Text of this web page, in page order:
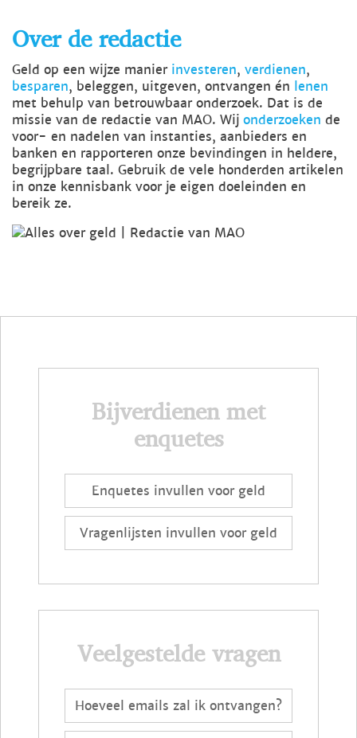
Over de redactie
Geld op een wijze manier investeren, verdienen,
besparen, beleggen, uitgeven, ontvangen én lenen
met behulp van betrouwbaar onderzoek. Dat is de
missie van de redactie van MAO. Wij onderzoeken de
voor- en nadelen van instanties, aanbieders en
banken en rapporteren onze bevindingen in heldere,
begrijpbare taal. Gebruik de vele honderden artikelen
in onze kennisbank voor je eigen doeleinden en
bereik ze.
Bijverdienen met
enquetes
Enquetes invullen voor geld
Vragenlijsten invullen voor geld
Veelgestelde vragen
Hoeveel emails zal ik ontvangen?